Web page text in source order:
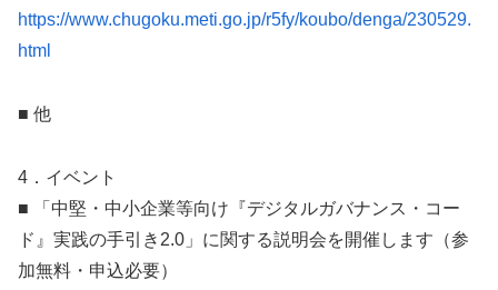
https://www.chugoku.meti.go.jp/r5fy/koubo/denga/230529.
html
■ 他
4．イベント
■ 「中堅・中小企業等向け『デジタルガバナンス・コー
ド』実践の手引き2.0」に関する説明会を開催します（参
加無料・申込必要）